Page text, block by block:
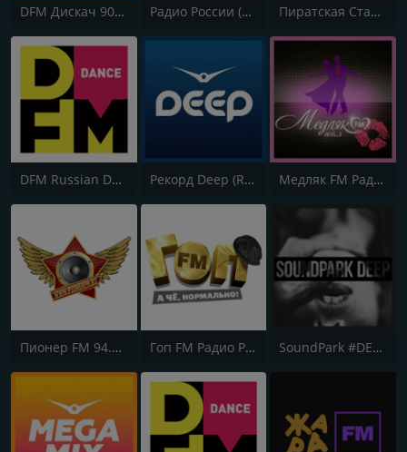
DFM Дискач 90х (DFM Disco 90s) Радио России (Radio Rossii) Вести Vesti Пиратская Станция Радио Рекорд (Pirate Station Recorde Radio)
DFM Russian Dance Рекорд Deep (Record Deep) Медляк FM Радио Рекорд (Medlyak FM Radio Record)
Пионер FM 94.0 (Pioner FM) Гоп FM Радио Рекорд (Gop FM Radio Record) SoundPark #DEEP